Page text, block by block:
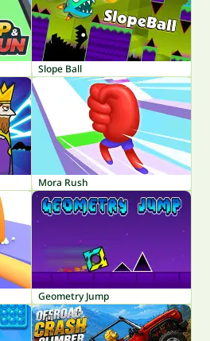
Slope Ball
Mora Rush
Geometry Jump